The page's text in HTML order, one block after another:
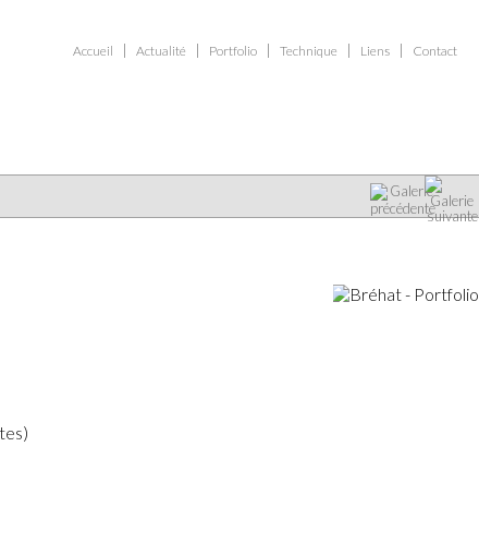
Accueil Actualité Portfolio Technique Liens Contact